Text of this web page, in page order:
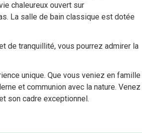
chaleureux ouvert sur
La salle de bain classique est dotée
de tranquillité, vous pourrez admirer la
unique. Que vous veniez en famille
et communion avec la nature. Venez
son cadre exceptionnel.